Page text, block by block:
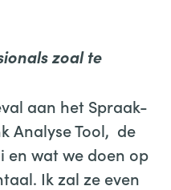
zoal te
aan het Spraak-
Analyse Tool, de
en wat we doen op
Ik zal ze even